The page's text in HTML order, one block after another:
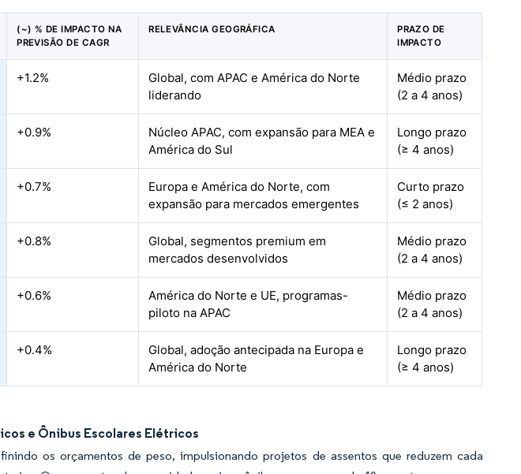
(~) % DE IMPACTO NA
PREVISÃO DE CAGR
RELEVÂNCIA GEOGRÁFICA
PRAZO DE
IMPACTO
+1.2%
Global, com APAC e América do Norte
liderando
Médio prazo
(2 a 4 anos)
+0.9%
Núcleo APAC, com expansão para MEA e
América do Sul
Longo prazo
(≥ 4 anos)
+0.7%
Europa e América do Norte, com
expansão para mercados emergentes
Curto prazo
(≤ 2 anos)
+0.8%
Global, segmentos premium em
mercados desenvolvidos
Médio prazo
(2 a 4 anos)
+0.6%
América do Norte e UE, programas-
piloto na APAC
Médio prazo
(2 a 4 anos)
+0.4%
Global, adoção antecipada na Europa e
América do Norte
Longo prazo
(≥ 4 anos)
e Ônibus Escolares Elétricos
os orçamentos de peso, impulsionando projetos de assentos que reduzem cada